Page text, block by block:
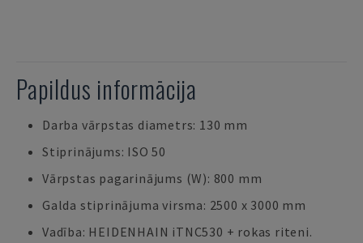
Papildus informācija
Darba vārpstas diametrs: 130 mm
Stiprinājums: ISO 50
Vārpstas pagarinājums (W): 800 mm
Galda stiprinājuma virsma: 2500 x 3000 mm
Vadība: HEIDENHAIN iTNC530 + rokas riteni.